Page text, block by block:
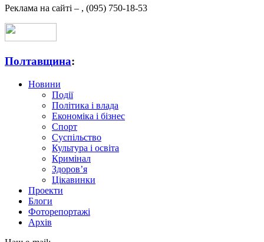
Реклама на сайті – , (095) 750-18-53
Полтавщина:
Новини
Події
Політика і влада
Економіка і бізнес
Спорт
Суспільство
Культура і освіта
Кримінал
Здоров’я
Цікавинки
Проекти
Блоги
Фоторепортажі
Архів